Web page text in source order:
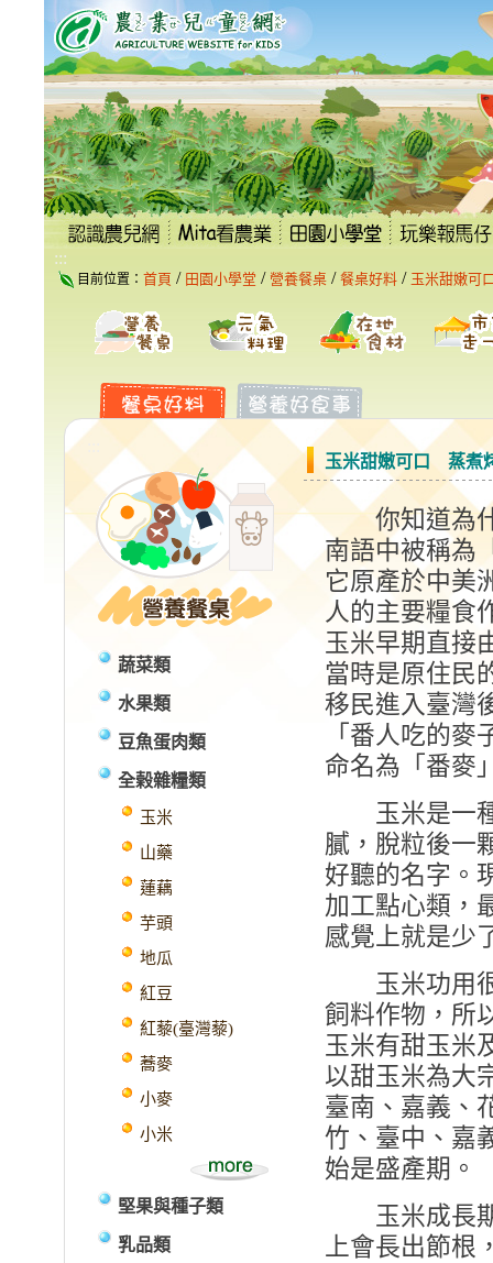
到
主
要
內
容
區
塊
:::
目前位置： 首頁 / 田園小學堂 / 營養餐桌 / 餐桌好料 / 玉米甜嫩可
蔬菜類
水果類
豆魚蛋肉類
全榖雜糧類
玉米
山藥
蓮藕
芋頭
地瓜
紅豆
紅藜(臺灣藜)
蕎麥
小麥
小米
堅果與種子類
乳品類
玉米甜嫩可口 蒸煮
你知道為什
南語中被稱為
它原產於中美
人的主要糧食
玉米早期直接
當時是原住民
移民進入臺灣
「番人吃的麥
命名為「番麥
玉米是一種
膩，脫粒後一
好聽的名字。
加工點心類，
感覺上就是少
玉米功用很
飼料作物，所
玉米有甜玉米
以甜玉米為大
臺南、嘉義、
竹、臺中、嘉
始是盛產期。
玉米成長期
上會長出節根